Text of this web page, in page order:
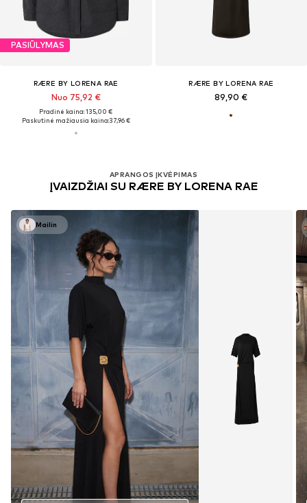
PASIŪLYMAS
RÆRE BY LORENA RAE
Nuo 75,92 €
Pradinė kaina: 135,00 €
Paskutinė mažiausia kaina:37,96 €
RÆRE BY LORENA RAE
89,90 €
APRANGOS ĮKVĖPIMAS
ĮVAIZDŽIAI SU RÆRE BY LORENA RAE
Mailin